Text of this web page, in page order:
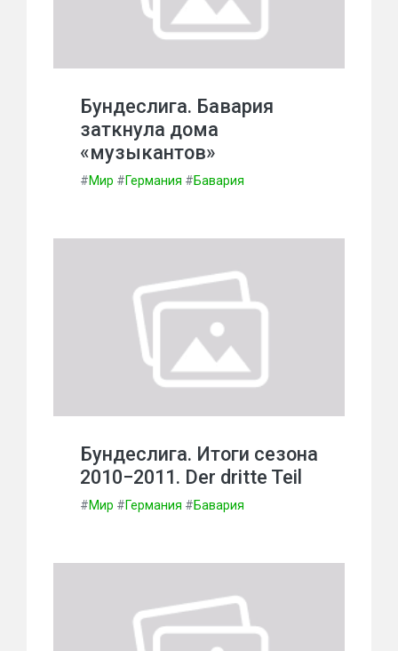
Бундеслига. Бавария
заткнула дома
«музыкантов»
#Мир #Германия #Бавария
Бундеслига. Итоги сезона
2010−2011. Der dritte Teil
#Мир #Германия #Бавария